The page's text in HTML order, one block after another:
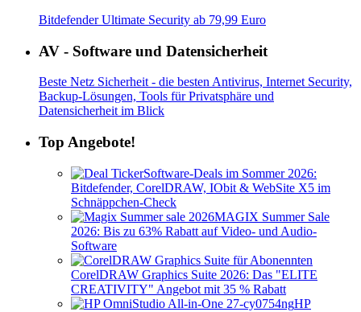
Bitdefender Ultimate Security ab 79,99 Euro
AV - Software und Datensicherheit
Beste Netz Sicherheit - die besten Antivirus, Internet Security,
Backup-Lösungen, Tools für Privatsphäre und
Datensicherheit im Blick
Top Angebote!
Software-Deals im Sommer 2026:
Bitdefender, CorelDRAW, IObit & WebSite X5 im
Schnäppchen-Check
MAGIX Summer Sale
2026: Bis zu 63% Rabatt auf Video- und Audio-
Software
CorelDRAW Graphics Suite 2026: Das "ELITE
CREATIVITY" Angebot mit 35 % Rabatt
HP